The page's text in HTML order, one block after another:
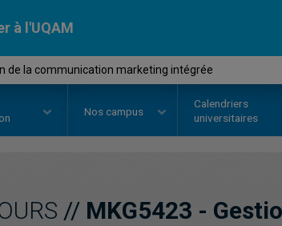
à l'UQAM
de la communication marketing intégrée
Nos campus
Calendriers
universitaires
// MKG5423 -